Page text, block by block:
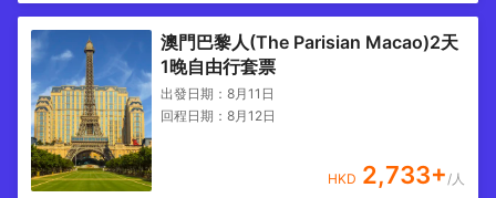
澳門巴黎人(The Parisian Macao)2天
1晚自由行套票
出發日期： 8月11日
回程日期： 8月12日
HKD 2,733+ /人